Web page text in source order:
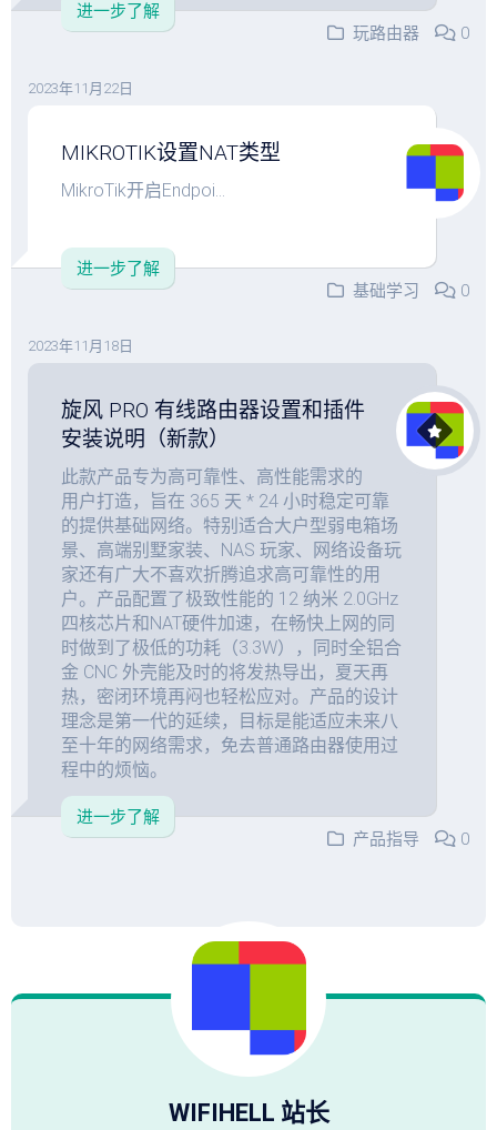
进一步了解
玩路由器
0
2023年11月22日
MIKROTIK设置NAT类型
MikroTik开启Endpoi...
进一步了解
基础学习
0
2023年11月18日
旋风 PRO 有线路由器设置和插件
安装说明（新款）
此款产品专为高可靠性、高性能需求的
用户打造，旨在 365 天 * 24 小时稳定可靠
的提供基础网络。特别适合大户型弱电箱场
景、高端别墅家装、NAS 玩家、网络设备玩
家还有广大不喜欢折腾追求高可靠性的用
户。产品配置了极致性能的 12 纳米 2.0GHz
四核芯片和NAT硬件加速，在畅快上网的同
时做到了极低的功耗（3.3W），同时全铝合
金 CNC 外壳能及时的将发热导出，夏天再
热，密闭环境再闷也轻松应对。产品的设计
理念是第一代的延续，目标是能适应未来八
至十年的网络需求，免去普通路由器使用过
程中的烦恼。
进一步了解
产品指导
0
WIFIHELL 站长